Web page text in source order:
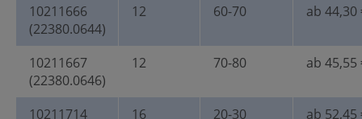
10211666
(22380.0644)
12 60-70 ab 44,30
10211667
(22380.0646)
12 70-80 ab 45,55
10211714
16 20-30 ab 52,45